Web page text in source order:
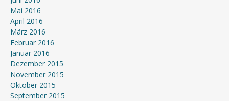
Mai 2016
April 2016
März 2016
Februar 2016
Januar 2016
Dezember 2015
November 2015
Oktober 2015
September 2015